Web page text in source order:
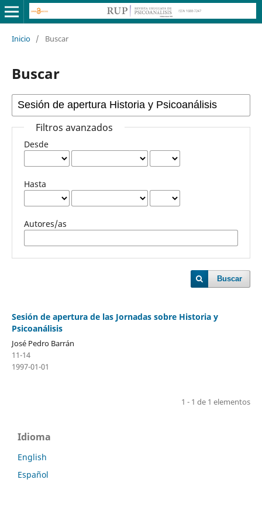
Inicio / Buscar
Buscar
Filtros avanzados
Desde
Hasta
Autores/as
Buscar
Sesión de apertura de las Jornadas sobre Historia y
Psicoanálisis
José Pedro Barrán
11-14
1997-01-01
1 - 1 de 1 elementos
Idioma
English
Español